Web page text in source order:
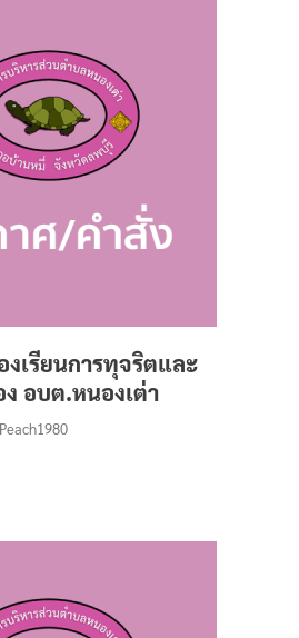
งเรียนการทุจริตและ
อบต.หนองเต่า
Peach1980